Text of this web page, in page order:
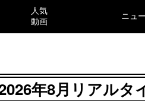
人気
動画
ニュ
年8月リアルタ